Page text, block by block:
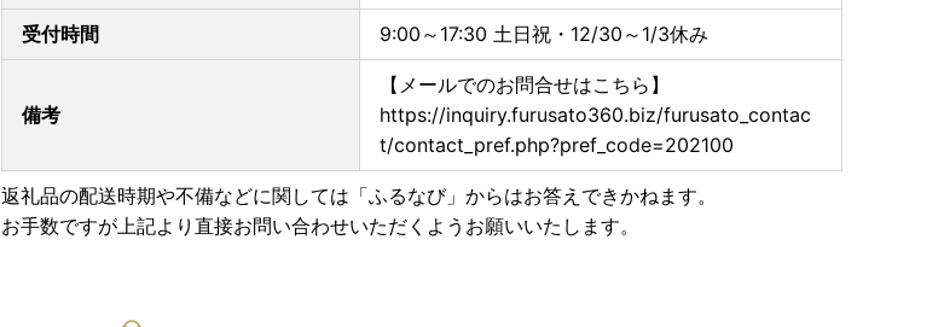
受付時間 9:00～17:30 土日祝・12/30～1/3休み
備考
【メールでのお問合せはこちら】
https://inquiry.furusato360.biz/furusato_contac
t/contact_pref.php?pref_code=202100
返礼品の配送時期や不備などに関しては「ふるなび」からはお答えできかねます。
お手数ですが上記より直接お問い合わせいただくようお願いいたします。